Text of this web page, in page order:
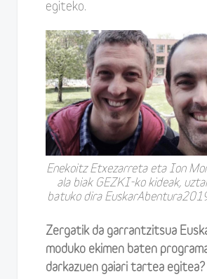
egiteko.
Enekoitz Etxezarreta eta Ion
ala biak GEZKI-ko kideak,
batuko dira
Zergatik da garrantzitsua
moduko ekimen baten
darkazuen gaiari tartea egitea?